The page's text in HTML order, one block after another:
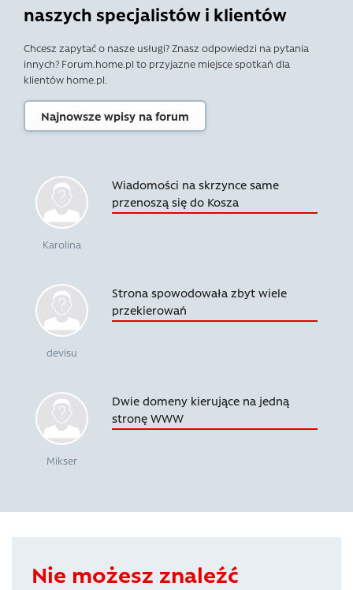
naszych specjalistów i klientów
Chcesz zapytać o nasze usługi? Znasz odpowiedzi na pytania
innych? Forum.home.pl to przyjazne miejsce spotkań dla
klientów home.pl.
Najnowsze wpisy na forum
Karolina
Wiadomości na skrzynce same
przenoszą się do Kosza
devisu
Strona spowodowała zbyt wiele
przekierowań
Mikser
Dwie domeny kierujące na jedną
stronę WWW
Nie możesz znaleźć